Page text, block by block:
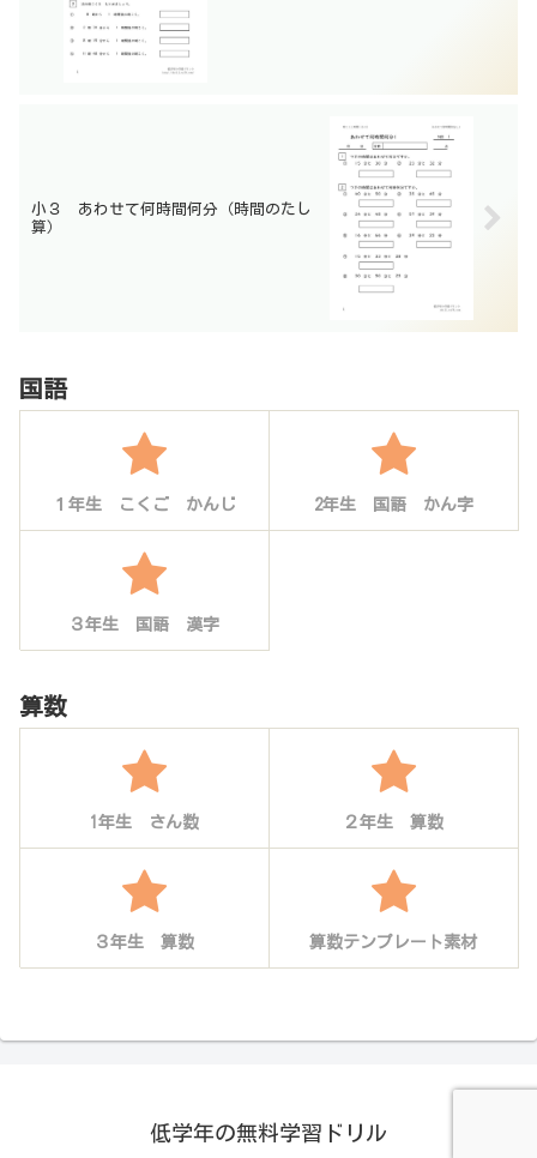
小３ あわせて何時間何分（時間のたし
算）
国語
１年生 こくご かんじ 2年生 国語 かん字
３年生 国語 漢字
算数
1年生 さん数 ２年生 算数
３年生 算数 算数テンプレート素材
低学年の無料学習ドリル